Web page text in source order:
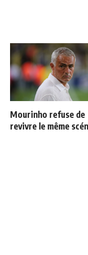
Mourinho refuse de
revivre le même